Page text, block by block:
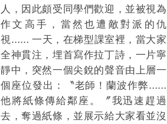
人，因此頗受同學們歡迎，並被視為
作文高手，當然也遭敵對派的仇
視…… 一天，在梯型課室裡，當大家
全神貫注，埋首寫作拉丁詩，一片寧
靜中，突然一個尖銳的聲音由上層一
個座位發出：〝老師！蘭波作弊……
他將紙條傳給鄰座。〞我迅速趕過
去，奪過紙條，並展示給大家看並沒